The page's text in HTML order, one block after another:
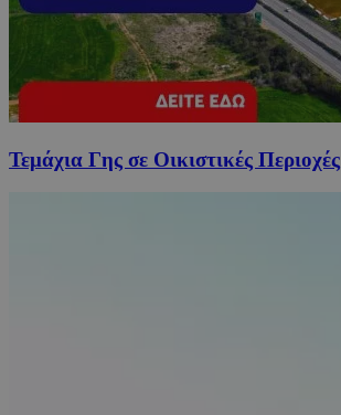
Τεμάχια Γης σε Οικιστικές Περιοχές